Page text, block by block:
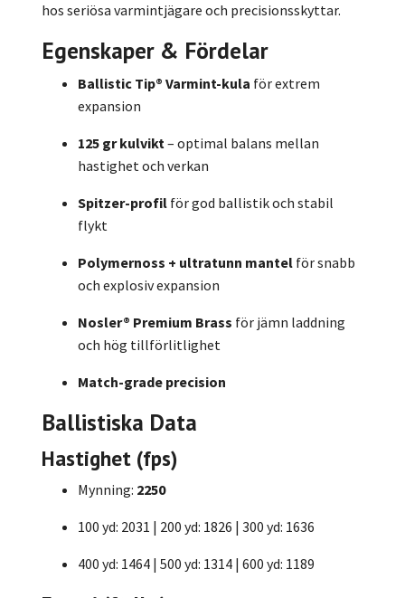
hos seriösa varmintjägare och precisionsskyttar.
Egenskaper & Fördelar
Ballistic Tip® Varmint-kula för extrem
expansion
125 gr kulvikt– optimal balans mellan
hastighet och verkan
Spitzer-profil för god ballistik och stabil
flykt
Polymernoss + ultratunn mantel för snabb
och explosiv expansion
Nosler® Premium Brass för jämn laddning
och hög tillförlitlighet
Match-grade precision
Ballistiska Data
Hastighet (fps)
Mynning: 2250
100 yd: 2031 | 200 yd: 1826 | 300 yd: 1636
400 yd: 1464 | 500 yd: 1314 | 600 yd: 1189